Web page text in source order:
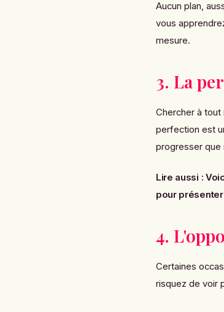
Aucun plan,
vous
mesure.
3. La
Chercher à tout
perfection est
progresser que
Lire aussi :
pour
4.
Certaines
risquez de voir